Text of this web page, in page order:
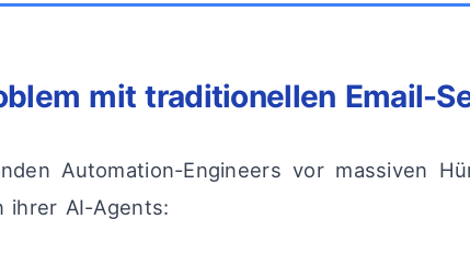
mit traditionellen Email-
Automation-Engineers vor massiven
ihrer AI-Agents: